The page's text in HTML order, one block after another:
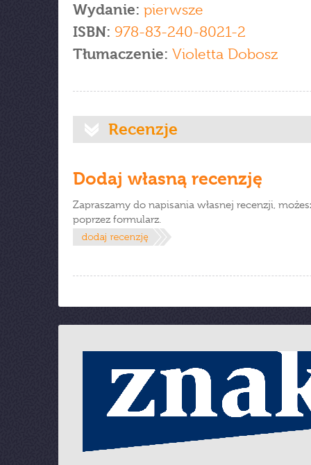
Wydanie: pierwsze
ISBN: 978-83-240-8021-2
Tłumaczenie: Violetta Dobosz
Recenzje
Dodaj własną recenzję
Zapraszamy do napisania własnej recenzji,
poprzez formularz.